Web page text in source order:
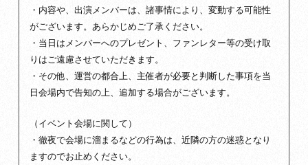
・内容や、出演メンバーは、諸事情により、変動する可能性
がございます。あらかじめご了承ください。
・当日はメンバーへのプレゼント、ファンレター等の受け取
りはご遠慮させていただきます。
・その他、運営の都合上、主催者が必要と判断した事項を当
日会場内で告知の上、追加する場合がございます。
（イベント会場に関して）
・徹夜で会場に溜まるなどの行為は、近隣の方の迷惑となり
ますのでお止めください。